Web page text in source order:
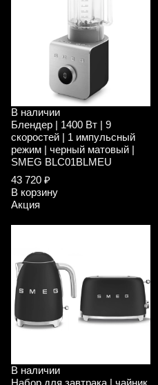
В наличии
Блендер | 1400 Вт | 9
скоростей | 1 импульсный
режим | черный матовый |
SMEG BLC01BLMEU
43 720 ₽
В корзину
Акция
В наличии
Набор для завтрака | чайник